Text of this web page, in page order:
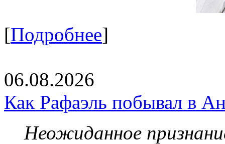
[Подробнее]
06.08.2026
Как Рафаэль побывал в
Неожиданное